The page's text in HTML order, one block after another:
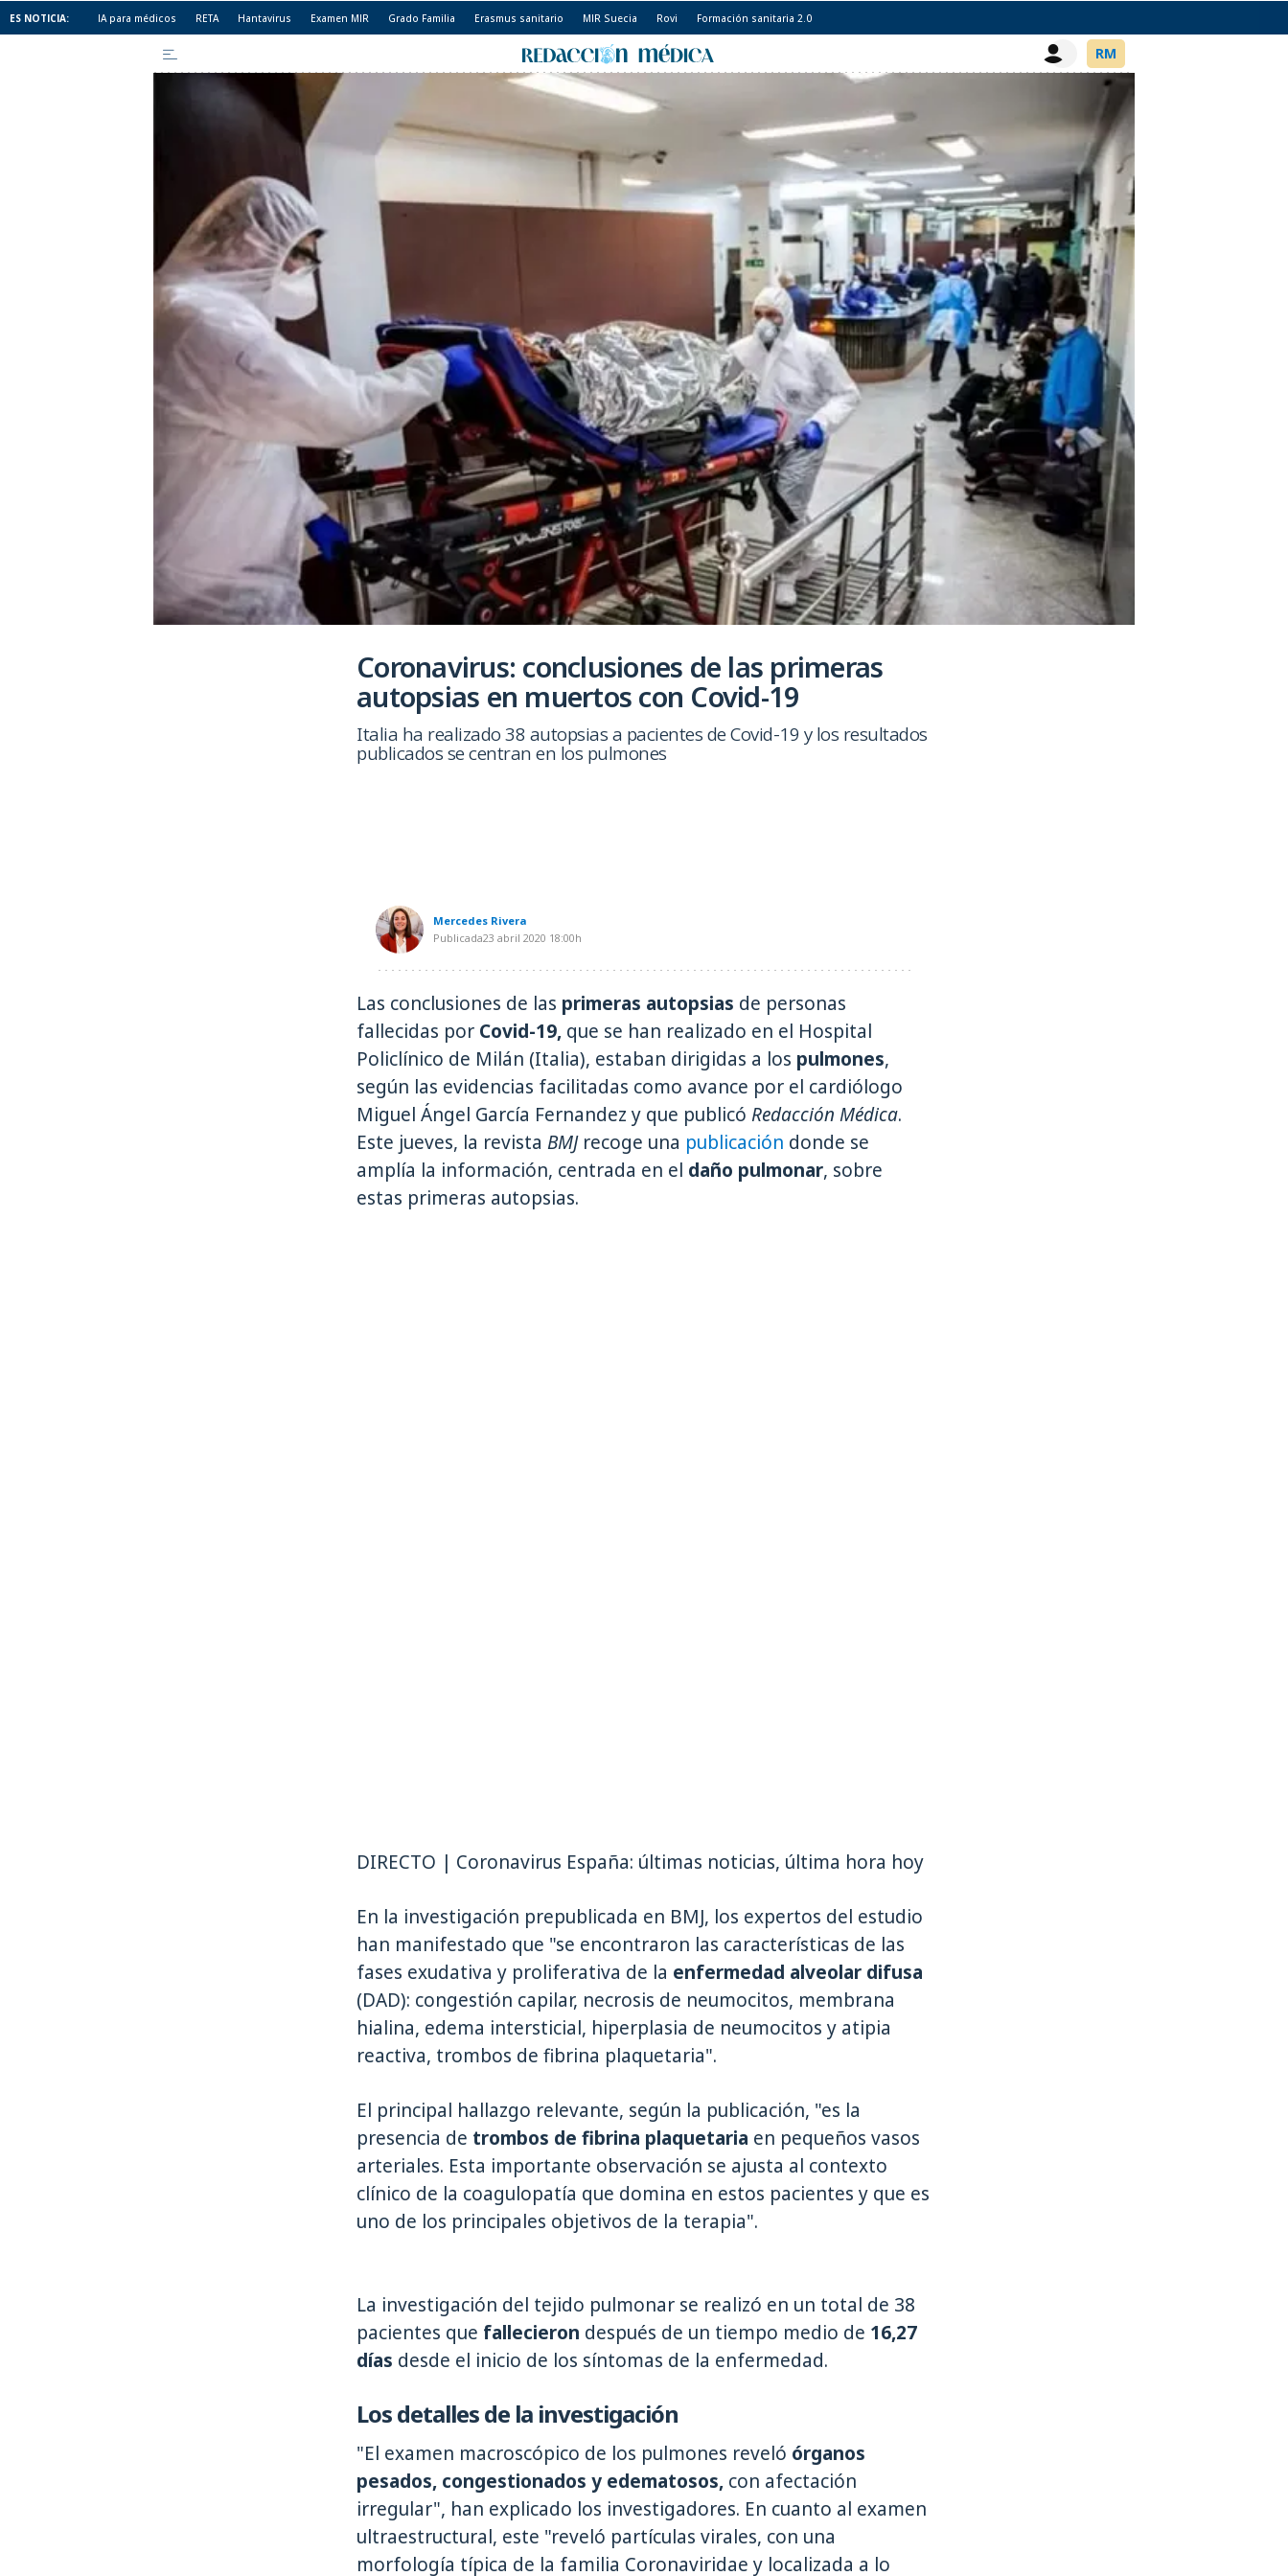
ES NOTICIA: IA para médicos RETA Hantavirus Examen MIR Grado Familia Erasmus sanitario MIR Suecia Rovi Formación sanitaria 2.0
Coronavirus: conclusiones de las primeras
autopsias en muertos con Covid-19
Italia ha realizado 38 autopsias a pacientes de Covid-19 y los resultados
publicados se centran en los pulmones
Mercedes Rivera
Publicada23 abril 2020 18:00h
Las conclusiones de las primeras autopsias de personas
fallecidas por Covid-19, que se han realizado en el Hospital
Policlínico de Milán (Italia), estaban dirigidas a los pulmones,
según las evidencias facilitadas como avance por el cardiólogo
Miguel Ángel García Fernandez y que publicó Redacción Médica.
Este jueves, la revista BMJrecoge una publicación donde se
amplía la información, centrada en el daño pulmonar, sobre
estas primeras autopsias.
DIRECTO | Coronavirus España: últimas noticias, última hora hoy
En la investigación prepublicada en BMJ, los expertos del estudio
han manifestado que "se encontraron las características de las
fases exudativa y proliferativa de la enfermedad alveolar difusa
(DAD): congestión capilar, necrosis de neumocitos, membrana
hialina, edema intersticial, hiperplasia de neumocitos y atipia
reactiva, trombos de fibrina plaquetaria".
El principal hallazgo relevante, según la publicación, "es la
presencia de trombos de fibrina plaquetaria en pequeños vasos
arteriales. Esta importante observación se ajusta al contexto
clínico de la coagulopatía que domina en estos pacientes y que es
uno de los principales objetivos de la terapia".
La investigación del tejido pulmonar se realizó en un total de 38
pacientes que fallecieron después de un tiempo medio de 16,27
días desde el inicio de los síntomas de la enfermedad.
Los detalles de la investigación
"El examen macroscópico de los pulmones reveló órganos
pesados, congestionados y edematosos, con afectación
irregular", han explicado los investigadores. En cuanto al examen
ultraestructural, este "reveló partículas virales, con una
morfología típica de la familia Coronaviridae y localizada a lo